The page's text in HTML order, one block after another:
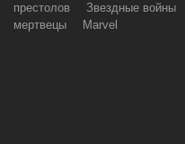
престолов
Звездные войны
мертвецы
Marvel